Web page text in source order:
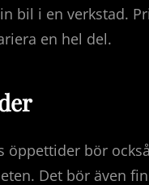
bil i en verkstad.
en hel del.
öppettider bör
Det bör även